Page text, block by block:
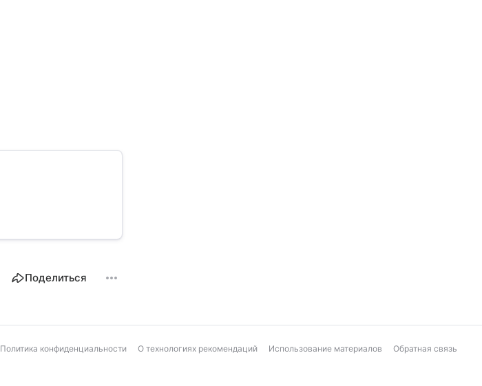
Поделиться
Политика конфиденциальности О технологиях рекомендаций Использование материалов Обратная связь